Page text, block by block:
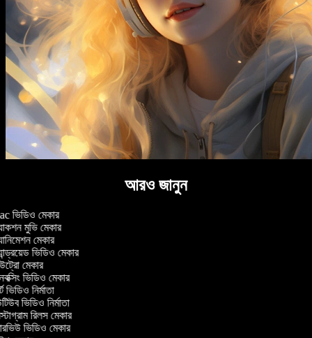
আরও জানুন
ভিডিও মেকার
মুভি মেকার
মেকার
ভিডিও মেকার
মেকার
ভিডিও মেকার
নির্মাতা
ভিডিও নির্মাতা
রিলস মেকার
ভিডিও মেকার